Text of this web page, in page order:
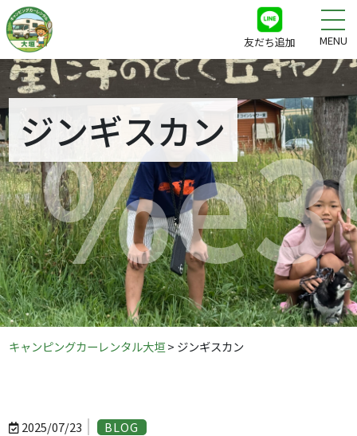
友だち追加 MENU
ジンギスカン
キャンピングカーレンタル大垣> ジンギスカン
2025/07/23 BLOG